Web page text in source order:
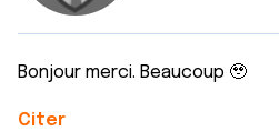
Bonjour merci. Beaucoup 🥹
Citer